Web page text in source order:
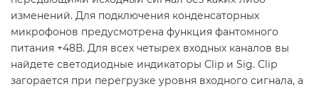
изменений. Для подключения конденсаторных
микрофонов предусмотрена функция фантомного
питания +48В. Для всех четырех входных каналов вы
найдете светодиодные индикаторы Clip и Sig. Clip
загорается при перегрузке уровня входного сигнала, а